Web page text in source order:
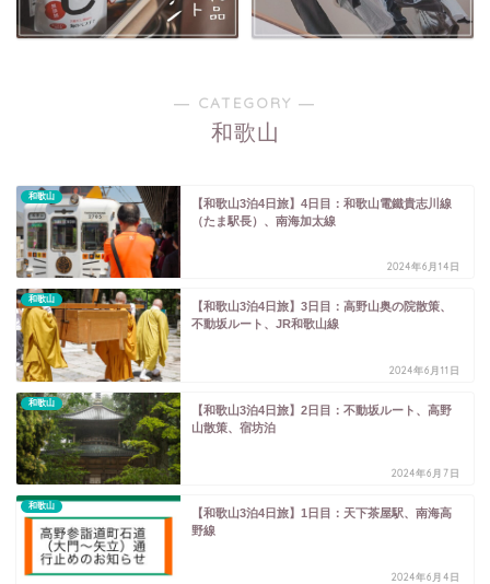
― CATEGORY ―
和歌山
和歌山
【和歌山3泊4日旅】4日目：和歌山電鐵貴志川線
（たま駅長）、南海加太線
2024年6月14日
和歌山
【和歌山3泊4日旅】3日目：高野山奥の院散策、
不動坂ルート、JR和歌山線
2024年6月11日
和歌山
【和歌山3泊4日旅】2日目：不動坂ルート、高野
山散策、宿坊泊
2024年6月7日
和歌山
【和歌山3泊4日旅】1日目：天下茶屋駅、南海高
野線
2024年6月4日